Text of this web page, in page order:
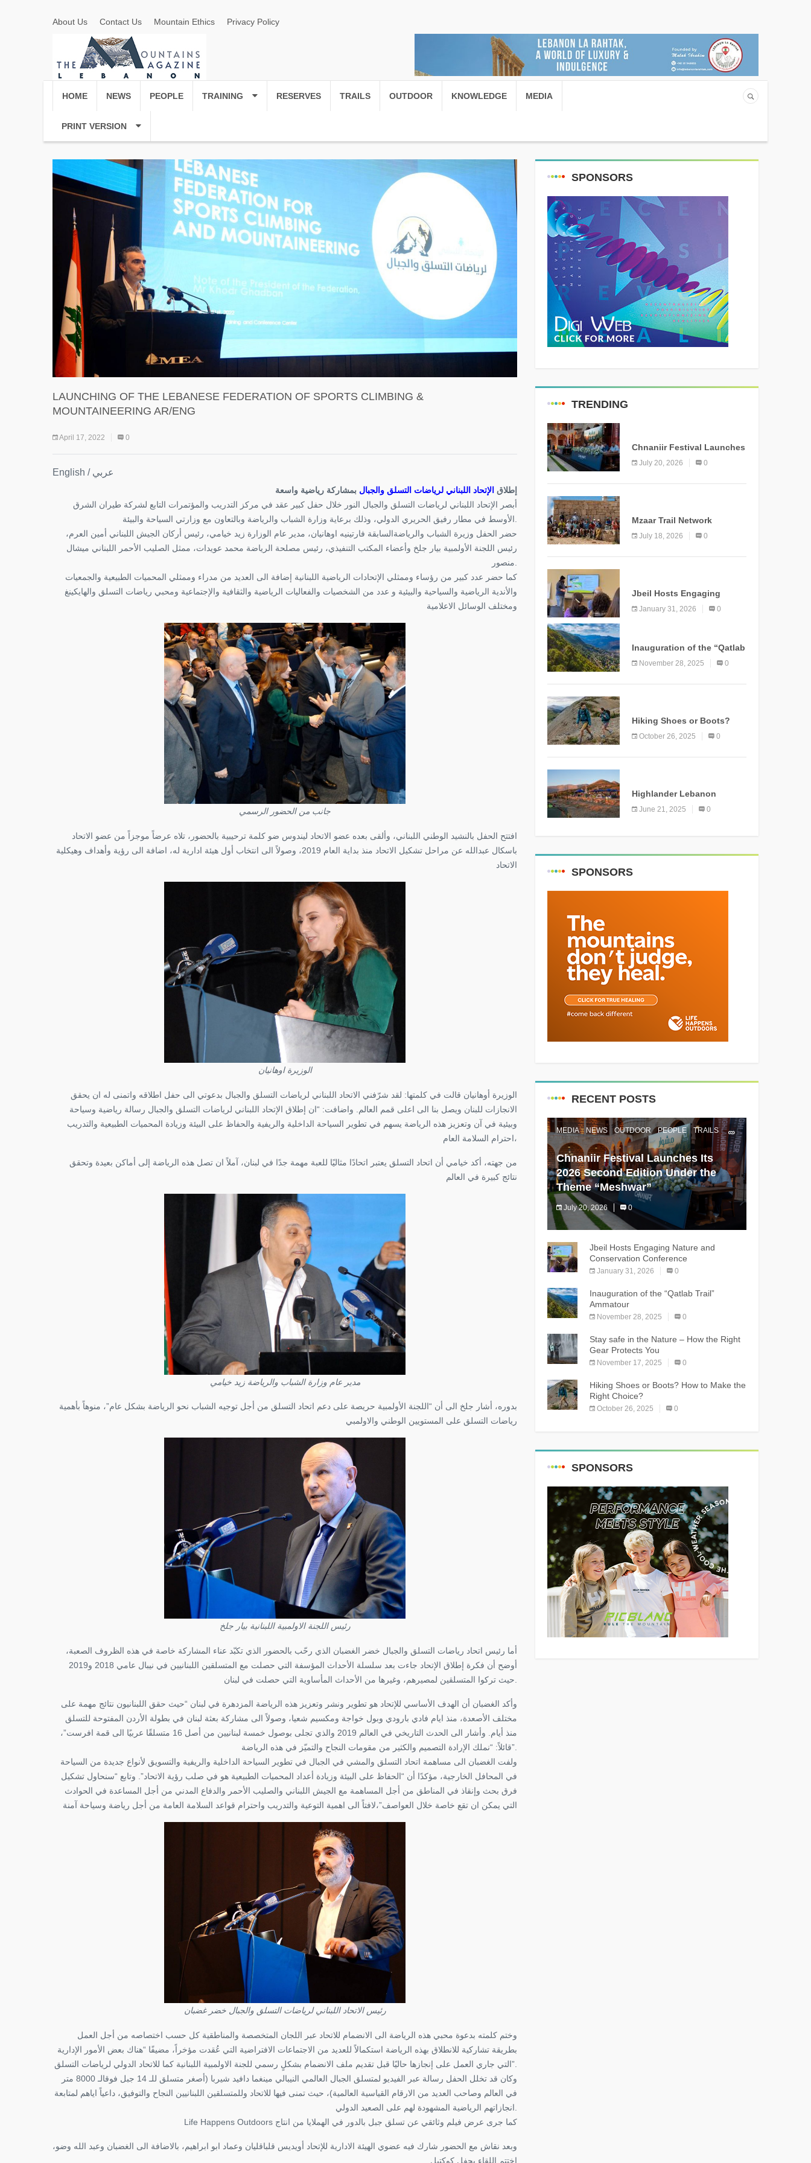
About Us Contact Us Mountain Ethics Privacy Policy
HOME NEWS PEOPLE TRAINING RESERVES TRAILS OUTDOOR KNOWLEDGE MEDIA
PRINT VERSION
LAUNCHING OF THE LEBANESE FEDERATION OF SPORTS CLIMBING &
MOUNTAINEERING AR/ENG
April 17, 2022 0
English / عربي
إطلاق الإتحاد اللبناني لرياضات التسلق والجبال بمشاركة رياضية واسعة
أبصر الإتحاد اللبناني لرياضات التسلق والجبال النور خلال حفل كبير عقد في مركز التدريب والمؤتمرات التابع لشركة طيران الشرق
حضر الحفل وزيرة الشباب والرياضةالسابقة فارتينيه اوهانيان، مدير عام الوزارة زيد خيامي، رئيس أركان الجيش اللبناني أمين العرم،
رئيس اللجنة الأولمبية بيار جلخ وأعضاء المكتب التنفيذي، رئيس مصلحة الرياضة محمد عويدات، ممثل الصليب الأحمر اللبناني ميشال
كما حضر عدد كبير من رؤساء وممثلي الإتحادات الرياضية اللبنانية إضافة الى العديد من مدراء وممثلي المحميات الطبيعية والجمعيات
والأندية الرياضية والسياحية والبيئية و عدد من الشخصيات والفعاليات الرياضية والثقافية والإجتماعية ومحبي رياضات التسلق والهايكينغ
ومختلف الوسائل الاعلامية
جانب من الحضور الرسمي
افتتح الحفل بالنشيد الوطني اللبناني، وألقى بعده عضو الاتحاد ليندوس ضو كلمة ترحيبية بالحضور، تلاه عرضاً موجزاً من عضو الاتحاد
باسكال عبدالله عن مراحل تشكيل الاتحاد منذ بداية العام 2019، وصولاً الى انتخاب أول هيئة ادارية له، اضافة الى رؤية وأهداف وهيكلية
الاتحاد
الوزيرة اوهانيان
الوزيرة أوهانيان قالت في كلمتها: لقد شرّفني الاتحاد اللبناني لرياضات التسلق والجبال بدعوتي الى حفل اطلاقه واتمنى له ان يحقق
الانجازات للبنان ويصل بنا الى اعلى قمم العالم. واضافت: “ان إطلاق الإتحاد اللبناني لرياضات التسلق والجبال رسالة رياضية وسياحة
وبيئية في آن وتعزيز هذه الرياضة يسهم في تطوير السياحة الداخلية والريفية والحفاظ على البيئة وزيادة المحميات الطبيعية والتدريب
احترام السلامة العام،
من جهته، أكد خيامي أن اتحاد التسلق يعتبر اتحادًا مثاليًا للعبة مهمة جدًا في لبنان، آملاً ان تصل هذه الرياضة إلى أماكن بعيدة وتحقق
نتائج كبيرة في العالم
مدير عام وزارة الشباب والرياضة زيد خيامي
بدوره، أشار جلخ الى أن “اللجنة الأولمبية حريصة على دعم اتحاد التسلق من أجل توجيه الشباب نحو الرياضة بشكل عام”، منوهاً بأهمية
رياضات التسلق على المستويين الوطني والاولمبي
رئيس اللجنة الاولمبية اللبنانية بيار جلخ
أما رئيس اتحاد رياضات التسلق والجبال خضر الغضبان الذي رحّب بالحضور الذي تكبّد عناء المشاركة خاصة في هذه الظروف الصعبة،
أوضح أن فكرة إطلاق الإتحاد جاءت بعد سلسلة الأحداث المؤسفة التي حصلت مع المتسلقين اللبنانيين في نيبال عامي 2018 و2019
وأكد الغضبان أن الهدف الأساسي للإتحاد هو تطوير ونشر وتعزيز هذه الرياضة المزدهرة في لبنان “حيث حقق اللبنانيون نتائج مهمة على
مختلف الأصعدة، منذ ايام فادي بارودي وبول خواجة ومكسيم شعيا، وصولاً الى مشاركة بعثة لبنان في بطولة الأردن المفتوحة للتسلق
منذ أيام. وأشار الى الحدث التاريخي في العالم 2019 والذي تجلى بوصول خمسة لبنانيين من أصل 16 متسلقًا عربيًا الى قمة افرست”،
قائلاً: “نملك الإرادة التصميم والكثير من مقومات النجاح والتميّز في هذه الرياضة”.
ولفت الغضبان الى مساهمة اتحاد التسلق والمشي في الجبال في تطوير السياحة الداخلية والريفية والتسويق لأنواع جديدة من السياحة
في المحافل الخارجية، مؤكدًا أن “الحفاظ على البيئة وزيادة أعداد المحميات الطبيعية هو في صلب رؤية الاتحاد”. وتابع “سنحاول تشكيل
فرق بحث وإنقاذ في المناطق من أجل المساهمة مع الجيش اللبناني والصليب الأحمر والدفاع المدني من أجل المساعدة في الحوادث
التي يمكن ان تقع خاصة خلال العواصف”،لافتاً الى اهمية التوعية والتدريب واحترام قواعد السلامة العامة من أجل رياضة وسياحة آمنة
رئيس الاتحاد اللبناني لرياضات التسلق والجبال خضر غضبان
وختم كلمته بدعوة محبي هذه الرياضة الى الانضمام للاتحاد عبر اللجان المتخصصة والمناطقية كل حسب اختصاصه من أجل العمل
بطريقة تشاركية للانطلاق بهذه الرياضة استكمالاً للعديد من الاجتماعات الافتراضية التي عُقدت مؤخراً، مضيفًا “هناك بعض الأمور الإدارية
التي جاري العمل على إنجازها حاليًا قبل تقديم ملف الانضمام بشكلٍ رسمي للجنة الاولمبية اللبنانية كما للاتحاد الدولي لرياضات التسلق”.
وكان قد تخلل الحفل رسالة عبر الفيديو لمتسلق الجبال العالمي النيبالي مينغما دافيد شيربا (أصغر متسلق للـ 14 جبل فوقالـ 8000 متر
في العالم وصاحب العديد من الارقام القياسية العالمية)، حيث تمنى فيها للاتحاد وللمتسلقين اللبنانيين النجاح والتوفيق، داعياً اياهم لمتابعة
Life Happens Outdoors كما جرى عرض فيلم وثائقي عن تسلق جبل بالدور في الهملايا من انتاج
وبعد نقاش مع الحضور شارك فيه عضوي الهيئة الادارية للإتحاد أويديس قلباقليان وعماد ابو ابراهيم، بالاضافة الى الغضبان وعبد الله وضو،
اختتم اللقاء بحفل كوكتيل
SPONSORS
TRENDING
Chnaniir Festival Launches
Its 2026 Second Edition
Under the Theme
July 20, 2026 0
Mzaar Trail Network
Officially Inaugurated,
Marking a New Chapter for
July 18, 2026 0
Jbeil Hosts Engaging
Nature and Conservation
Conference
January 31, 2026 0
Inauguration of the “Qatlab
Trail” Ammatour
November 28, 2025 0
Hiking Shoes or Boots?
How to Make the Right
October 26, 2025 0
Highlander Lebanon
Second Edition: A
Resounding Success
June 21, 2025 0
SPONSORS
RECENT POSTS
MEDIA NEWS OUTDOOR PEOPLE TRAILS
Chnaniir Festival Launches Its
2026 Second Edition Under the
Theme “Meshwar”
July 20, 2026 0
The Chnaniir Festival
Jbeil Hosts Engaging Nature and
Conservation Conference
January 31, 2026 0
Inauguration of the “Qatlab Trail”
Ammatour
November 28, 2025 0
Stay safe in the Nature – How the Right
Gear Protects You
November 17, 2025 0
Hiking Shoes or Boots? How to Make the
Right Choice?
October 26, 2025 0
SPONSORS